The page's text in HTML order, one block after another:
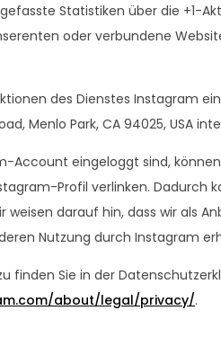
Statistiken über die +1-
oder verbundene
des Dienstes Instagram
Menlo Park, CA 94025, USA
Account eingeloggt sind,
Profil verlinken. Dadurch
weisen darauf hin, dass wir als
Nutzung durch Instagram
finden Sie in der
about/legal/privacy/.